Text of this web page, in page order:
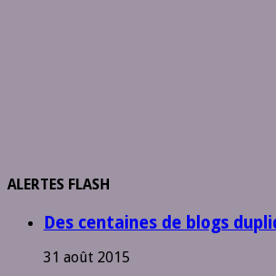
ALERTES FLASH
Des centaines de blogs
31 août 2015